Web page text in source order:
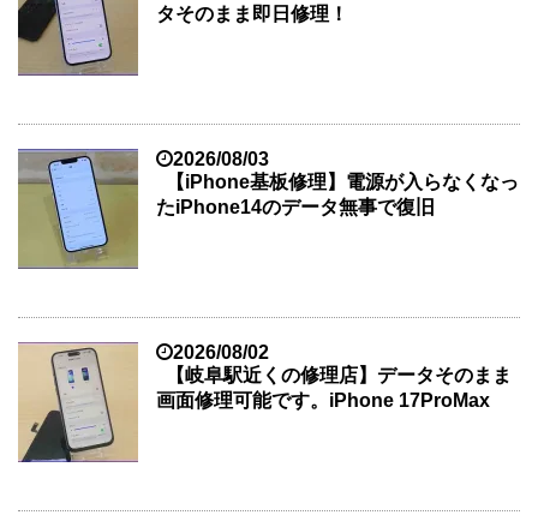
タそのまま即日修理！
2026/08/03
【iPhone基板修理】電源が入らなくなっ
たiPhone14のデータ無事で復旧
2026/08/02
【岐阜駅近くの修理店】データそのまま
画面修理可能です。iPhone 17ProMax